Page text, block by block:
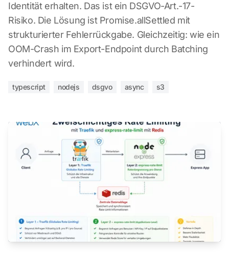
Identität erhalten. Das ist ein DSGVO-Art.-17-
Risiko. Die Lösung ist Promise.allSettled mit
strukturierter Fehlerrückgabe. Gleichzeitig: wie ein
OOM-Crash im Export-Endpoint durch Batching
verhindert wird.
typescript nodejs dsgvo async s3